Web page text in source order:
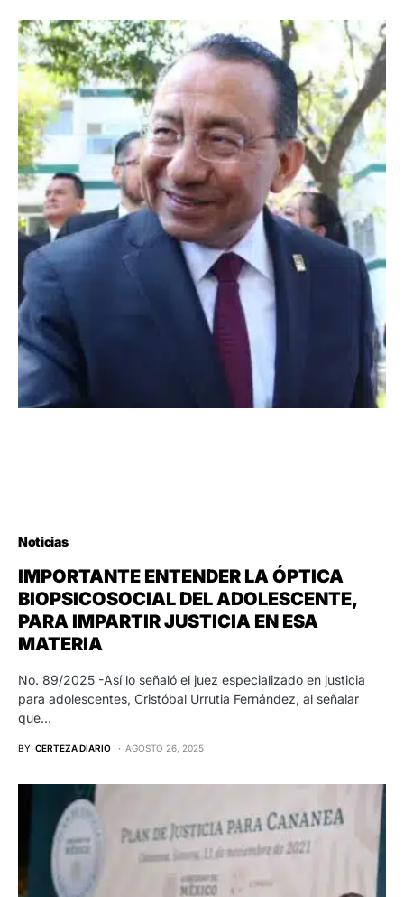
Noticias
IMPORTANTE ENTENDER LA ÓPTICA
BIOPSICOSOCIAL DEL ADOLESCENTE,
PARA IMPARTIR JUSTICIA EN ESA
MATERIA
No. 89/2025 -Así lo señaló el juez especializado en justicia
para adolescentes, Cristóbal Urrutia Fernández, al señalar
que…
BY CERTEZA DIARIO AGOSTO 26, 2025